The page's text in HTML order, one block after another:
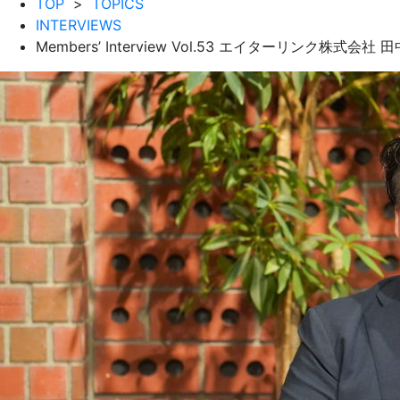
TOP >
TOPICS
INTERVIEWS
Members’ Interview Vol.53 エイターリンク株式会社 田